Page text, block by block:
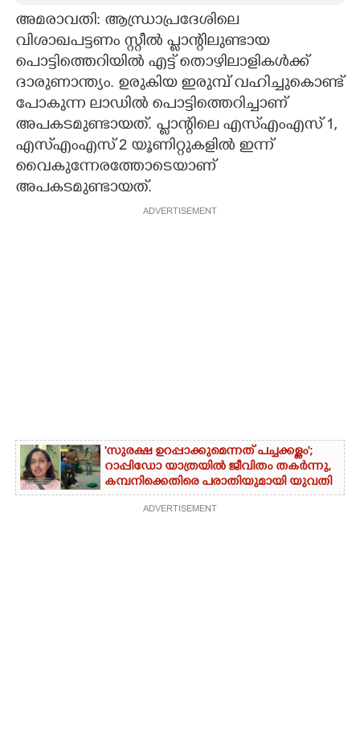
CARTOONS
ZOOM
CONTACT US
അമരാവതി: ആന്ധ്രാപ്രദേശിലെ
വിശാഖപട്ടണം സ്റ്റീൽ പ്ലാന്റിലുണ്ടായ
പൊട്ടിത്തെറിയിൽ എട്ട് തൊഴിലാളികൾക്ക്
ദാരുണാന്ത്യം. ഉരുകിയ ഇരുമ്പ് വഹിച്ചുകൊണ്ട്
പോകുന്ന ലാഡിൽ പൊട്ടിത്തെറിച്ചാണ്
അപകടമുണ്ടായത്. പ്ലാന്റിലെ എസ്എംഎസ് 1,
എസ്എംഎസ് 2 യൂണിറ്റുകളിൽ ഇന്ന്
വൈകുന്നേരത്തോടെയാണ്
അപകടമുണ്ടായത്.
ADVERTISEMENT
'സുരക്ഷ ഉറപ്പാക്കുമെന്നത് പച്ചക്കള്ളം';
റാപ്പിഡോ യാത്രയിൽ ജീവിതം തകർന്നു,
കമ്പനിക്കെതിരെ പരാതിയുമായി യുവതി
ADVERTISEMENT